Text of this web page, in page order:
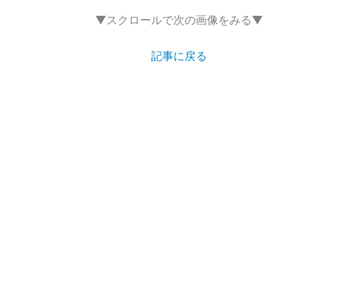
▼スクロールで次の画像をみる▼
記事に戻る